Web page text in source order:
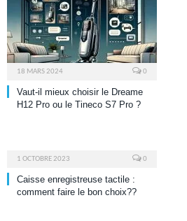
18 MARS 2024 0
Vaut-il mieux choisir le Dreame
H12 Pro ou le Tineco S7 Pro ?
1 OCTOBRE 2023 0
Caisse enregistreuse tactile :
comment faire le bon choix??